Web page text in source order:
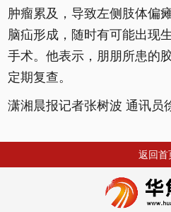
肿瘤累及，导致左侧肢体偏
脑疝形成，随时有可能出现
手术。他表示，朋朋所患的
定期复查。
潇湘晨报记者张树波 通讯员
返回首